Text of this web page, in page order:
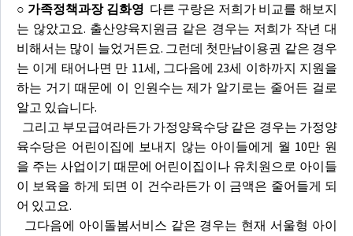
○ 가족정책과장 김화영 다른 구랑은 저희가 비교를 해보지
는 않았고요. 출산양육지원금 같은 경우는 저희가 작년 대
비해서는 많이 늘었거든요. 그런데 첫만남이용권 같은 경우
는 이게 태어나면 만 11세, 그다음에 23세 이하까지 지원을
하는 거기 때문에 이 인원수는 제가 알기로는 줄어든 걸로
알고 있습니다.
그리고 부모급여라든가 가정양육수당 같은 경우는 가정양
육수당은 어린이집에 보내지 않는 아이들에게 월 10만 원
을 주는 사업이기 때문에 어린이집이나 유치원으로 아이들
이 보육을 하게 되면 이 건수라든가 이 금액은 줄어들게 되
어 있고요.
그다음에 아이돌봄서비스 같은 경우는 현재 서울형 아이